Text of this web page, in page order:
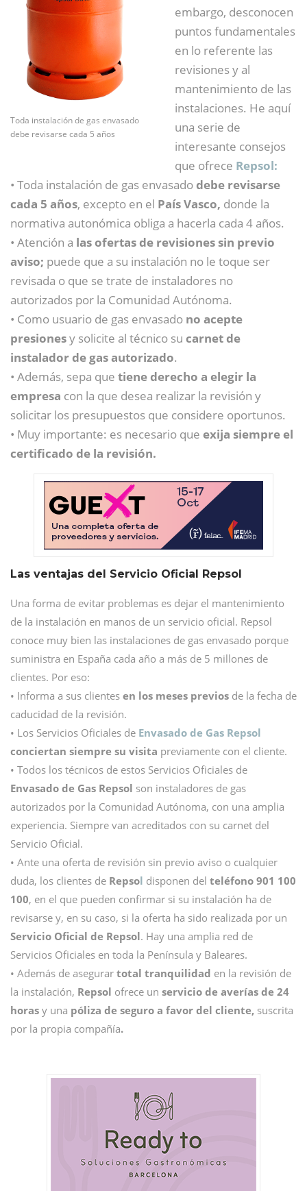
Toda instalación de gas envasado
debe revisarse cada 5 años
embargo, desconocen
puntos fundamentales
en lo referente las
revisiones y al
mantenimiento de las
instalaciones. He aquí
una serie de
interesante consejos
que ofrece Repsol:
• Toda instalación de gas envasado debe revisarse
cada 5 años, excepto en el País Vasco, donde la
normativa autonómica obliga a hacerla cada 4 años.
• Atención a las ofertas de revisiones sin previo
aviso; puede que a su instalación no le toque ser
revisada o que se trate de instaladores no
autorizados por la Comunidad Autónoma.
• Como usuario de gas envasado no acepte
presionesy solicite al técnico su carnet de
instalador de gas autorizado.
• Además, sepa que tiene derecho a elegir la
empresa con la que desea realizar la revisión y
solicitar los presupuestos que considere oportunos.
• Muy importante: es necesario que exija siempre el
certificado de la revisión.
Las ventajas del Servicio Oficial Repsol
Una forma de evitar problemas es dejar el mantenimiento
de la instalación en manos de un servicio oficial. Repsol
conoce muy bien las instalaciones de gas envasado porque
suministra en España cada año a más de 5 millones de
clientes. Por eso:
• Informa a sus clientes en los meses previos de la fecha de
caducidad de la revisión.
• Los Servicios Oficiales de Envasado de Gas Repsol
conciertan siempre su visita previamente con el cliente.
• Todos los técnicos de estos Servicios Oficiales de
Envasado de Gas Repsol son instaladores de gas
autorizados por la Comunidad Autónoma, con una amplia
experiencia. Siempre van acreditados con su carnet del
Servicio Oficial.
• Ante una oferta de revisión sin previo aviso o cualquier
duda, los clientes de Repsol disponen del teléfono 901 100
100, en el que pueden confirmar si su instalación ha de
revisarse y, en su caso, si la oferta ha sido realizada por un
Servicio Oficial de Repsol. Hay una amplia red de
Servicios Oficiales en toda la Península y Baleares.
• Además de asegurar total tranquilidad en la revisión de
la instalación, Repsol ofrece un servicio de averías de 24
horas y una póliza de seguro a favor del cliente, suscrita
por la propia compañía.